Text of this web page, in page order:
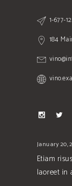
1-677-
184
January 20,
Etiam
laoreet in